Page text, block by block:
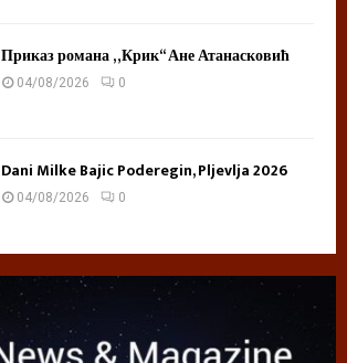
Приказ романа „Крик“ Ане Атанасковић
04/08/2026 0
Dani Milke Bajic Poderegin, Pljevlja 2026
04/08/2026 0